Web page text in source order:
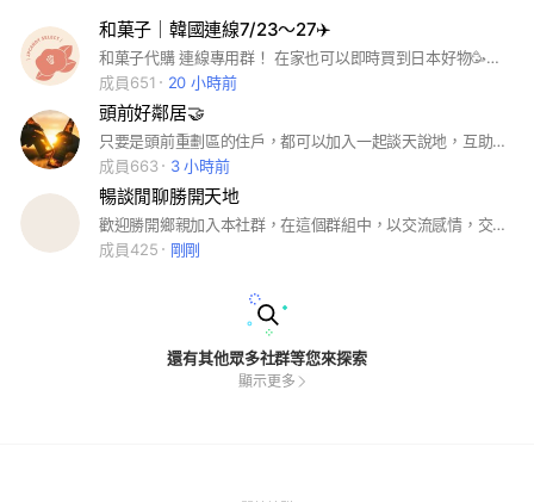
和菓子｜韓國連線7/23～27✈️
和菓子代購 連線專用群！ 在家也可以即時買到日本好物🥳✈️🇯🇵 跟著我們一起每月連線買買吧(˶˃ᆺ˂˶)♡ 商品皆100%日本直送空運回台💯 和菓子讓你買得開心～用得安心～✨ #日本代購 #日本伴手禮 #日本零食 #日本藥妝 #日本雜貨 #三麗鷗 #東京迪士尼
成員651
20 小時前
頭前好鄰居🤝
只要是頭前重劃區的住戶，都可以加入一起談天說地，互助、分享
成員663
3 小時前
暢談閒聊勝開天地
歡迎勝開鄉親加入本社群，在這個群組中，以交流感情，交換資訊，閒話家常為目的，嚴禁「政治」與「宗教」議題，除此之外，什麼都可以聊。 如果討論社區重要大事，請盡量到「勝開大地住戶園地」討論。 #勝開大地 #閒聊#暢談#美食#打哈哈
成員425
剛剛
還有其他眾多社群等您來探索
顯示更多